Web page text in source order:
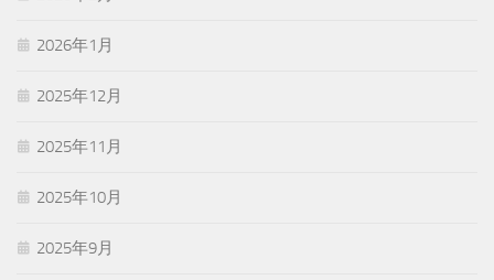
2026年1月
2025年12月
2025年11月
2025年10月
2025年9月